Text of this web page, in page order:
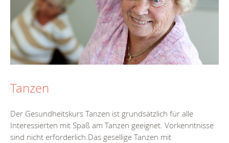
Tanzen
Der Gesundheitskurs Tanzen ist grundsätzlich für alle
Interessierten mit Spaß am Tanzen geeignet. Vorkenntnisse
sind nicht erforderlich.Das gesellige Tanzen mit